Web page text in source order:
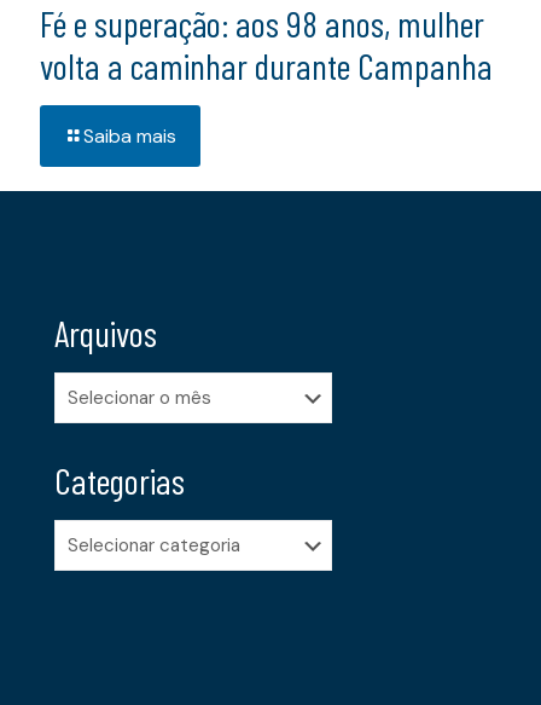
Fé e superação: aos 98 anos, mulher
volta a caminhar durante Campanha
Saiba mais
Arquivos
Arquivos
Categorias
Categorias